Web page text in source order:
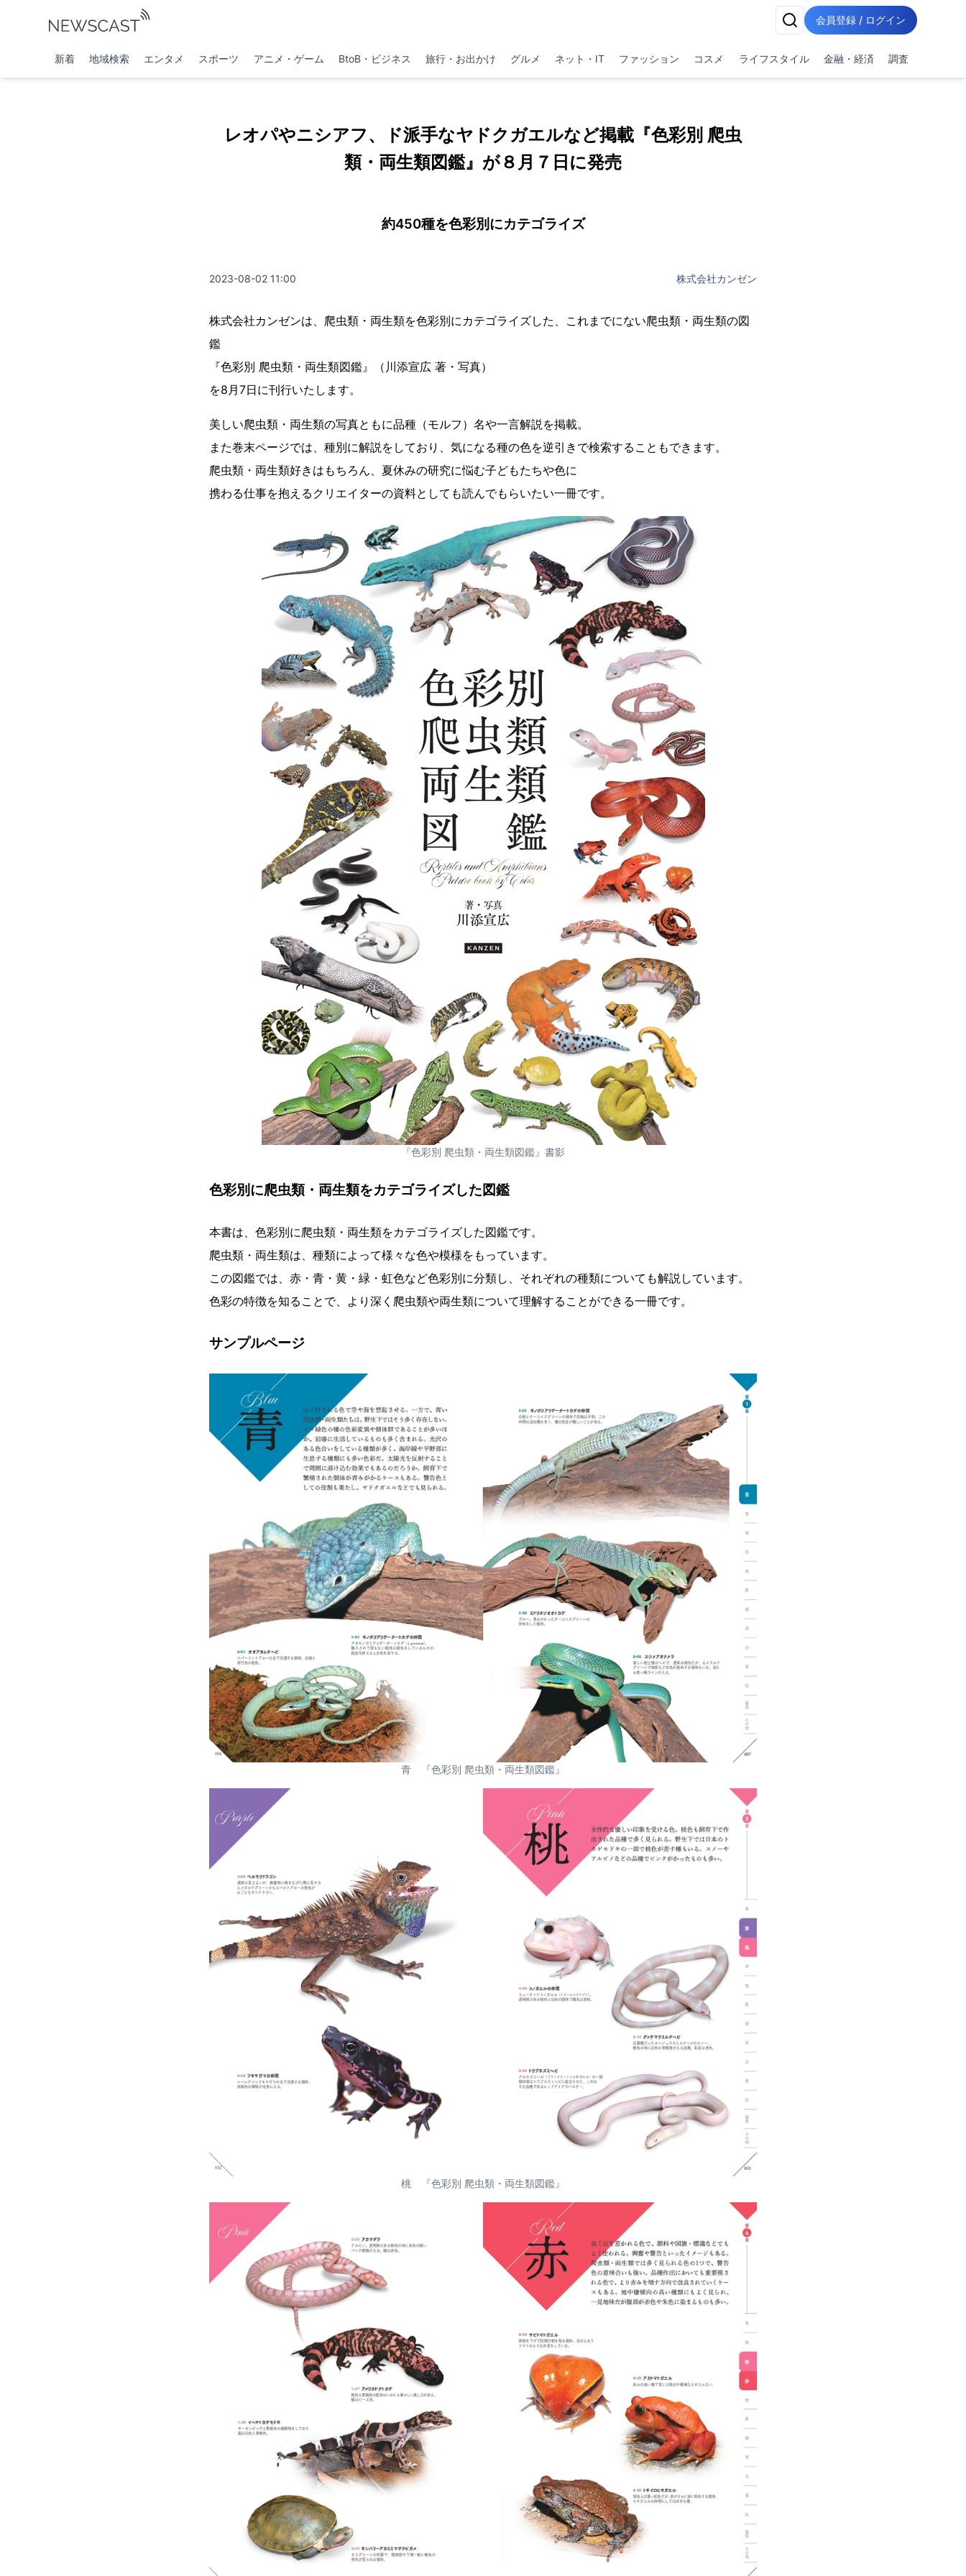
会員登録 / ログイン
新着 地域検索 エンタメ スポーツ アニメ・ゲーム BtoB・ビジネス 旅行・お出かけ グルメ ネット・IT ファッション コスメ ライフスタイル 金融・経済 調査
レオパやニシアフ、ド派手なヤドクガエルなど掲載『色彩別 爬虫
類・両生類図鑑』が８月７日に発売
約450種を色彩別にカテゴライズ
2023-08-02 11:00 株式会社カンゼン
株式会社カンゼンは、爬虫類・両生類を色彩別にカテゴライズした、これまでにない爬虫類・両生類の図
鑑
『色彩別 爬虫類・両生類図鑑』（川添宣広 著・写真）
を8月7日に刊行いたします。
美しい爬虫類・両生類の写真ともに品種（モルフ）名や一言解説を掲載。
また巻末ページでは、種別に解説をしており、気になる種の色を逆引きで検索することもできます。
爬虫類・両生類好きはもちろん、夏休みの研究に悩む子どもたちや色に
携わる仕事を抱えるクリエイターの資料としても読んでもらいたい一冊です。
『色彩別 爬虫類・両生類図鑑』書影
色彩別に爬虫類・両生類をカテゴライズした図鑑
本書は、色彩別に爬虫類・両生類をカテゴライズした図鑑です。
爬虫類・両生類は、種類によって様々な色や模様をもっています。
この図鑑では、赤・青・黄・緑・虹色など色彩別に分類し、それぞれの種類についても解説しています。
色彩の特徴を知ることで、より深く爬虫類や両生類について理解することができる一冊です。
サンプルページ
青 『色彩別 爬虫類・両生類図鑑』
桃 『色彩別 爬虫類・両生類図鑑』